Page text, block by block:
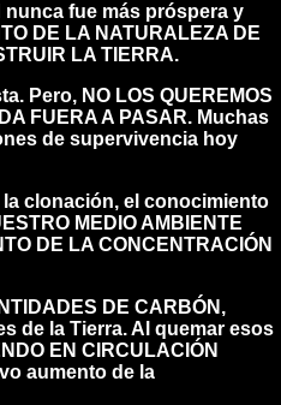
fue más próspera y
DE LA NATURALEZA DE
LA TIERRA.
Pero, NO LOS QUEREMOS
FUERA A PASAR. Muchas
de supervivencia hoy
clonación, el conocimiento
MEDIO AMBIENTE
DE LA CONCENTRACIÓN
DE CARBÓN,
de la Tierra. Al quemar esos
EN CIRCULACIÓN
aumento de la